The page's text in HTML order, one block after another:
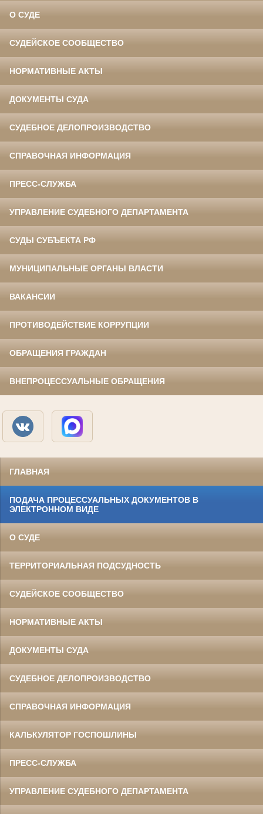
О СУДЕ
СУДЕЙСКОЕ СООБЩЕСТВО
НОРМАТИВНЫЕ АКТЫ
ДОКУМЕНТЫ СУДА
СУДЕБНОЕ ДЕЛОПРОИЗВОДСТВО
СПРАВОЧНАЯ ИНФОРМАЦИЯ
ПРЕСС-СЛУЖБА
УПРАВЛЕНИЕ СУДЕБНОГО ДЕПАРТАМЕНТА
СУДЫ СУБЪЕКТА РФ
МУНИЦИПАЛЬНЫЕ ОРГАНЫ ВЛАСТИ
ВАКАНСИИ
ПРОТИВОДЕЙСТВИЕ КОРРУПЦИИ
ОБРАЩЕНИЯ ГРАЖДАН
ВНЕПРОЦЕССУАЛЬНЫЕ ОБРАЩЕНИЯ
ГЛАВНАЯ
ПОДАЧА ПРОЦЕССУАЛЬНЫХ ДОКУМЕНТОВ В
ЭЛЕКТРОННОМ ВИДЕ
О СУДЕ
ТЕРРИТОРИАЛЬНАЯ ПОДСУДНОСТЬ
СУДЕЙСКОЕ СООБЩЕСТВО
НОРМАТИВНЫЕ АКТЫ
ДОКУМЕНТЫ СУДА
СУДЕБНОЕ ДЕЛОПРОИЗВОДСТВО
СПРАВОЧНАЯ ИНФОРМАЦИЯ
КАЛЬКУЛЯТОР ГОСПОШЛИНЫ
ПРЕСС-СЛУЖБА
УПРАВЛЕНИЕ СУДЕБНОГО ДЕПАРТАМЕНТА